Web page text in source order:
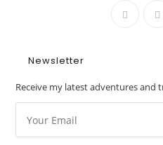
Newsletter
Receive my latest adventures and